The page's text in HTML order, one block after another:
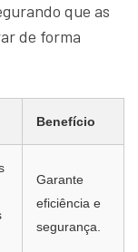
que as
de forma
Benefício
Garante
eficiência e
segurança.